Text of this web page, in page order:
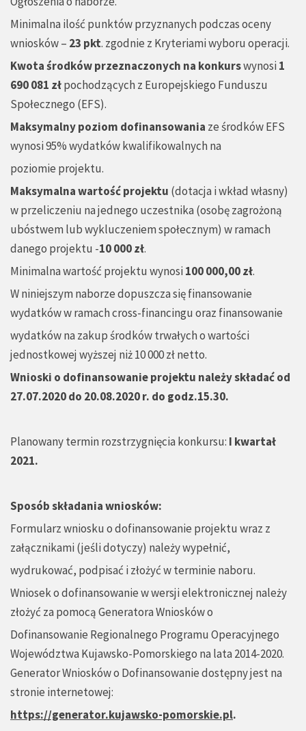
Minimalna ilość punktów przyznanych podczas oceny
wniosków – 23 pkt. zgodnie z Kryteriami wyboru operacji.
Kwotaśrodków przeznaczonych na konkurswynosi 1
690 081 złpochodzących z Europejskiego Funduszu
Społecznego (EFS).
Maksymalny poziom dofinansowania ze środków EFS
wynosi 95% wydatków kwalifikowalnych na
poziomie projektu.
Maksymalna wartośćprojektu (dotacja i wkład własny)
w przeliczeniu na jednego uczestnika (osobę zagrożoną
ubóstwem lub wykluczeniem społecznym) w ramach
danego projektu -10 000 zł.
Minimalna wartość projektu wynosi 100 000,00 zł.
W niniejszym naborze dopuszcza się finansowanie
wydatków w ramach cross-financingu oraz finansowanie
wydatków na zakup środków trwałych o wartości
jednostkowej wyższej niż 10 000 zł netto.
Wnioski o dofinansowanie projektu należy składaćod
27.07.2020 do 20.08.2020 r. do godz.15.30.
Planowany termin rozstrzygnięcia konkursu: I kwartał
2021.
Sposób składania wniosków:
Formularz wniosku o dofinansowanie projektu wraz z
załącznikami (jeśli dotyczy) należy wypełnić,
wydrukować, podpisać i złożyć w terminie naboru.
Wniosek o dofinansowanie w wersji elektronicznej należy
złożyć za pomocą Generatora Wniosków o
Dofinansowanie Regionalnego Programu Operacyjnego
Województwa Kujawsko-Pomorskiego na lata 2014-2020.
Generator Wniosków o Dofinansowanie dostępny jest na
stronie internetowej:
https://generator.kujawsko-pomorskie.pl.